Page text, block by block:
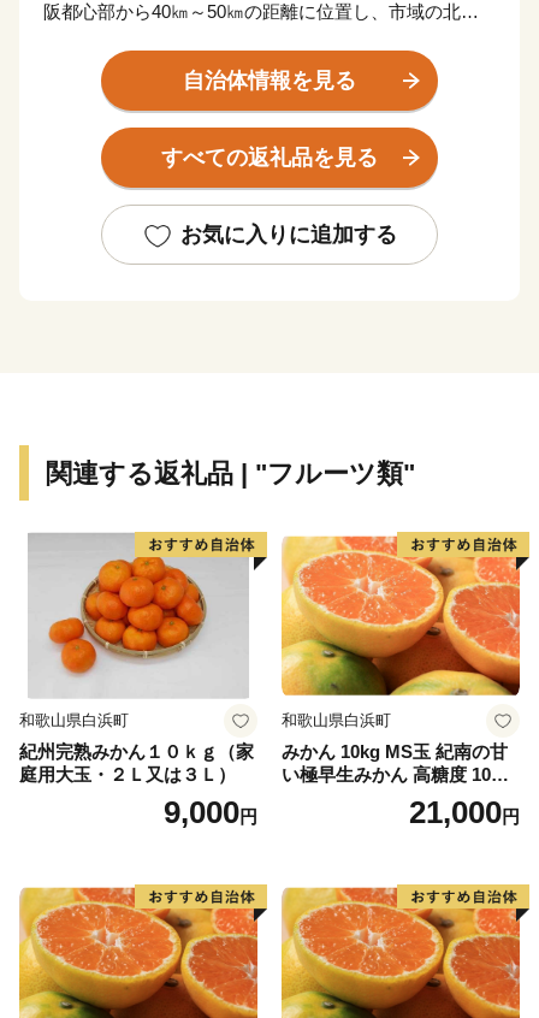
阪都心部から40㎞～50㎞の距離に位置し、市域の北西
市、そして南東は和歌山県岩出市、紀の川市と接してい
ます。市域は南北約11㎞、東西約8㎞の広がりをみせ、
面積は48.98㎢であり、市域に関西国際空港の約1/3を含
みます。
地形は、山地部、丘陵部、平地部および臨海部からな
り、南部の山地部には低い山々が連なる和泉山脈があ
る事業所が集積し、岡田と樽井にある漁港では大阪湾で
SENNAN LONG PARK（泉南ロングパーク）を設け、
にぎわいを創出し、レクリエーションゾーンとして再生
させ、泉南市のまちづくりの拠点とすることをめざして
います。
自治体情報を見る
すべての返礼品を見る
お気に入りに追加する
関連する返礼品 | "フルーツ類"
和歌山県白浜町
紀州完熟みかん１０ｋｇ（家
庭用大玉・２Ｌ又は３Ｌ）
9,000円
和歌山県白浜町
みかん 10kg MS玉 紀南の甘
い極早生みかん 高糖度 10月
以降発送 マルチ被覆栽培
21,000円